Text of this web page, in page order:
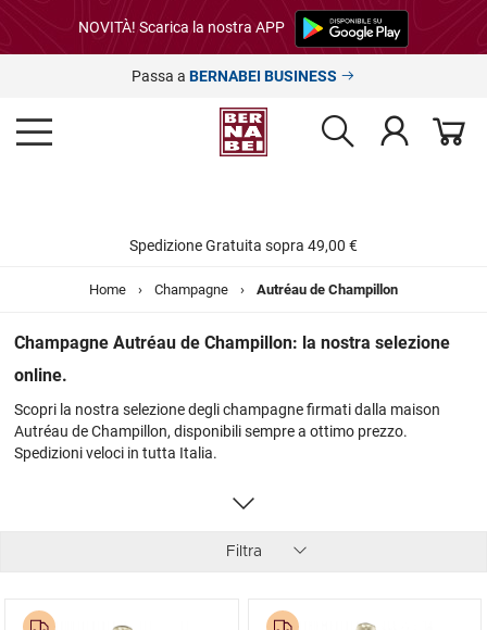
NOVITÀ! Scarica la nostra APP
Passa a BERNABEI BUSINESS
Spedizione Gratuita sopra 49,00 €
Home › Champagne › Autréau de Champillon
Champagne Autréau de Champillon: la nostra selezione
online.
Scopri la nostra selezione degli champagne firmati dalla maison
Autréau de Champillon, disponibili sempre a ottimo prezzo.
Spedizioni veloci in tutta Italia.
Filtra